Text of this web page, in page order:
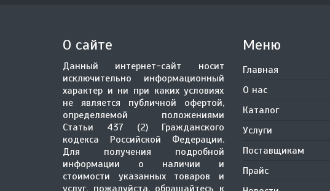
О сайте
Данный интернет-сайт носит
исключительно информационный
характер и ни при каких условиях
не является публичной офертой,
определяемой положениями
Статьи 437 (2) Гражданского
кодекса Российской Федерации.
Для получения подробной
информации о наличии и
стоимости указанных товаров и
услуг, пожалуйста, обращайтесь к
Меню
Главная
О нас
Каталог
Услуги
Поставщикам
Прайс